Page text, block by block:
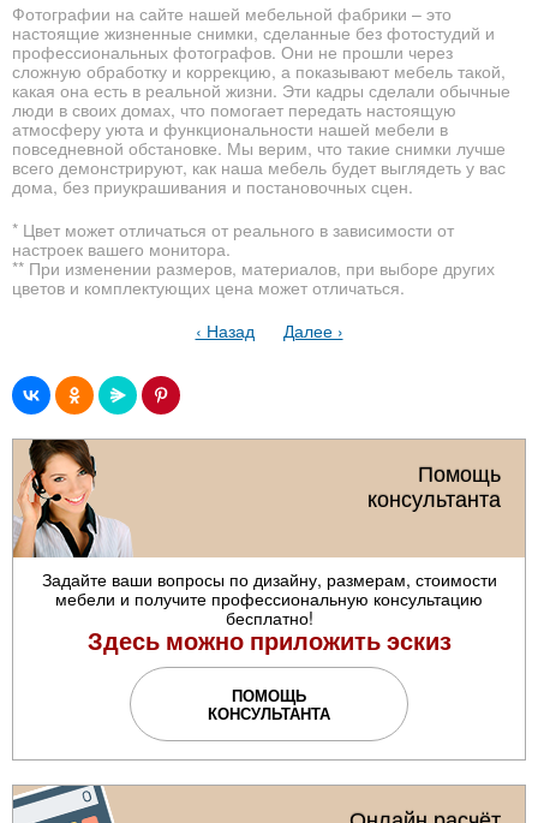
Фотографии на сайте нашей мебельной фабрики – это
настоящие жизненные снимки, сделанные без фотостудий и
профессиональных фотографов. Они не прошли через
сложную обработку и коррекцию, а показывают мебель такой,
какая она есть в реальной жизни. Эти кадры сделали обычные
люди в своих домах, что помогает передать настоящую
атмосферу уюта и функциональности нашей мебели в
повседневной обстановке. Мы верим, что такие снимки лучше
всего демонстрируют, как наша мебель будет выглядеть у вас
дома, без приукрашивания и постановочных сцен.
* Цвет может отличаться от реального в зависимости от
настроек вашего монитора.
** При изменении размеров, материалов, при выборе других
цветов и комплектующих цена может отличаться.
‹ Назад
Далее ›
Помощь
консультанта
Задайте ваши вопросы по дизайну, размерам, стоимости
мебели и получите профессиональную консультацию
бесплатно!
Здесь можно приложить эскиз
ПОМОЩЬ
КОНСУЛЬТАНТА